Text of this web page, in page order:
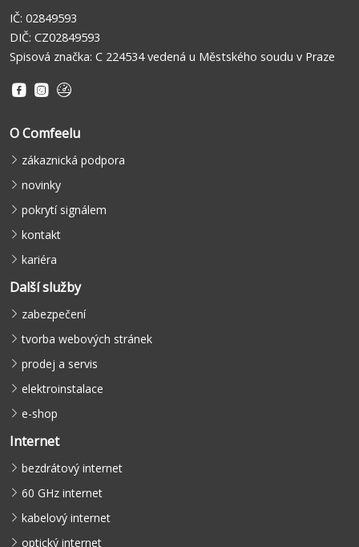
IČ: 02849593
DIČ: CZ02849593
Spisová značka: C 224534 vedená u Městského soudu v Praze
O Comfeelu
zákaznická podpora
novinky
pokrytí signálem
kontakt
kariéra
Další služby
zabezpečení
tvorba webových stránek
prodej a servis
elektroinstalace
e-shop
Internet
bezdrátový internet
60 GHz internet
kabelový internet
optický internet